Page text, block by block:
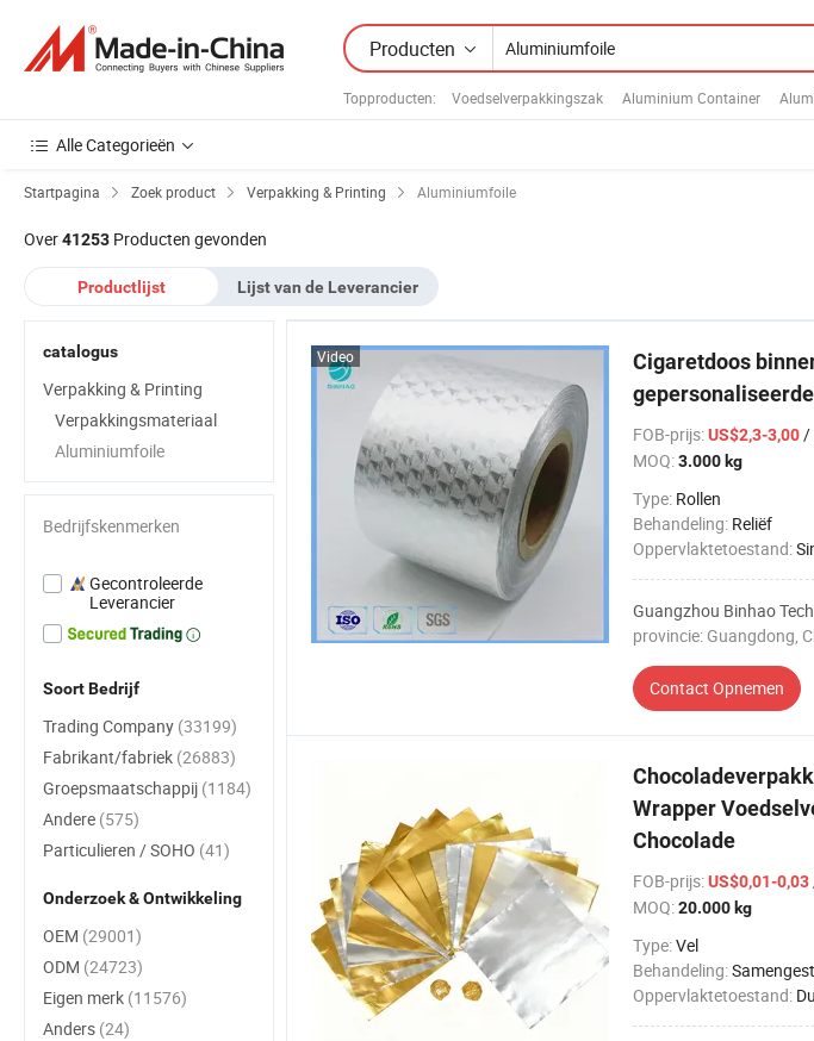
Producten
Topproducten: Voedselverpakkingszak Aluminium Container
Alle Categorieën
Startpagina Zoek product Verpakking & Printing Aluminiumfoile
Over41253 Producten gevonden
Productlijst Lijst van de Leverancier
Cigaretdoos
FOB-prijs:US$2,3-3,00/
MOQ:3.000 kg
Type: Rollen
Behandeling: Reliëf
Oppervlaktetoestand:
Guangzhou Binhao
provincie: Guangdong,
Contact Opnemen
Video
Wrapper
Chocolade
FOB-prijs:US$0,01-0,03
MOQ:20.000 kg
Type:Vel
Behandeling:
Oppervlaktetoestand:
catalogus
Verpakking & Printing
Verpakkingsmateriaal
Aluminiumfoile
Bedrijfskenmerken
Gecontroleerde
Leverancier
Soort Bedrijf
Trading Company (33199)
Fabrikant/fabriek (26883)
Groepsmaatschappij (1184)
Andere (575)
Particulieren / SOHO (41)
Onderzoek & Ontwikkeling
OEM (29001)
ODM (24723)
Eigen merk (11576)
Anders (24)